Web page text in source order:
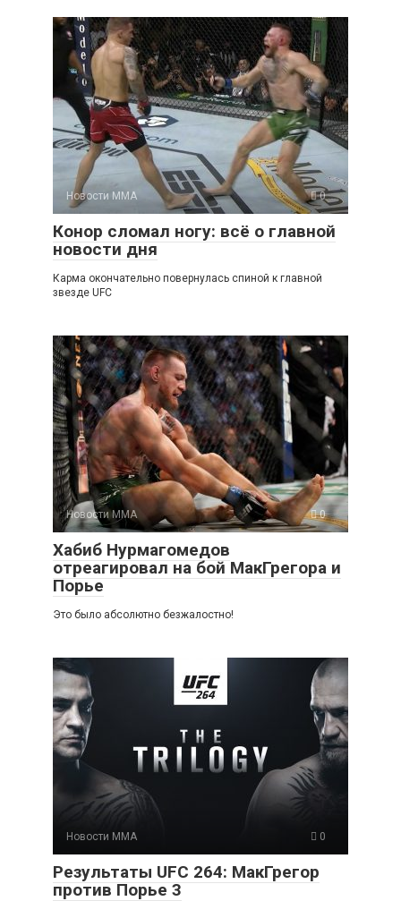
Новости ММА 0
Конор сломал ногу: всё о главной
новости дня
Карма окончательно повернулась спиной к главной
звезде UFC
Новости ММА 0
Хабиб Нурмагомедов
отреагировал на бой МакГрегора и
Порье
Это было абсолютно безжалостно!
Новости ММА 0
Результаты UFC 264: МакГрегор
против Порье 3